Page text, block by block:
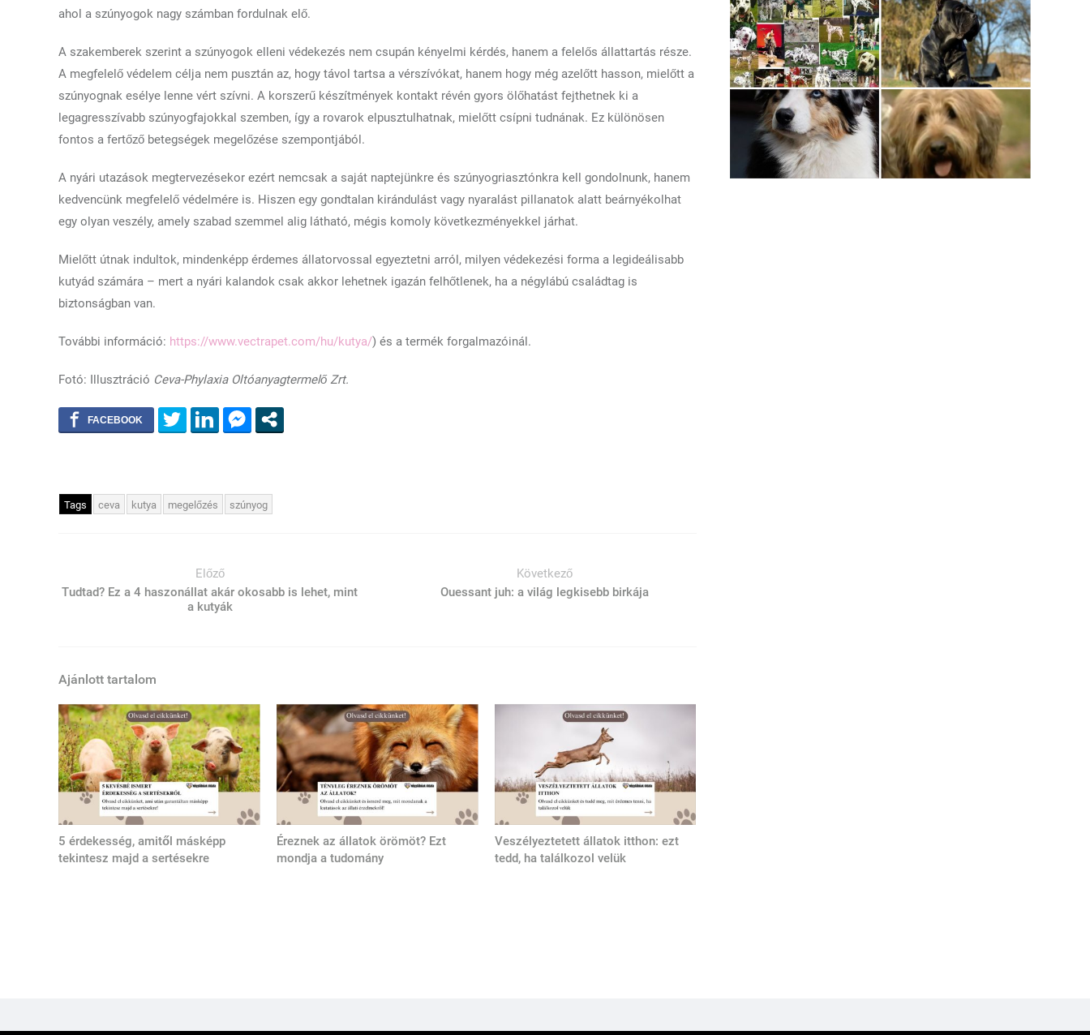
ahol a szúnyogok nagy számban fordulnak elő.
A szakemberek szerint a szúnyogok elleni védekezés nem csupán kényelmi kérdés, hanem a felelős állattartás része.
A megfelelő védelem célja nem pusztán az, hogy távol tartsa a vérszívókat, hanem hogy még azelőtt hasson, mielőtt a
szúnyognak esélye lenne vért szívni. A korszerű készítmények kontakt révén gyors ölőhatást fejthetnek ki a
legagresszívabb szúnyogfajokkal szemben, így a rovarok elpusztulhatnak, mielőtt csípni tudnának. Ez különösen
fontos a fertőző betegségek megelőzése szempontjából.
A nyári utazások megtervezésekor ezért nemcsak a saját naptejünkre és szúnyogriasztónkra kell gondolnunk, hanem
kedvencünk megfelelő védelmére is. Hiszen egy gondtalan kirándulást vagy nyaralást pillanatok alatt beárnyékolhat
egy olyan veszély, amely szabad szemmel alig látható, mégis komoly következményekkel járhat.
Mielőtt útnak indultok, mindenképp érdemes állatorvossal egyeztetni arról, milyen védekezési forma a legideálisabb
kutyád számára – mert a nyári kalandok csak akkor lehetnek igazán felhőtlenek, ha a négylábú családtag is
biztonságban van.
További információ: https://www.vectrapet.com/hu/kutya/) és a termék forgalmazóinál.
Fotó: Illusztráció Ceva-Phylaxia Oltóanyagtermelő Zrt.
Tags ceva kutya megelőzés szúnyog
Előző
Tudtad? Ez a 4 haszonállat akár okosabb is lehet, mint
a kutyák
Következő
Ouessant juh: a világ legkisebb birkája
Ajánlott tartalom
5 érdekesség, amitől másképp
tekintesz majd a sertésekre
Éreznek az állatok örömöt? Ezt
mondja a tudomány
Veszélyeztetett állatok itthon: ezt
tedd, ha találkozol velük